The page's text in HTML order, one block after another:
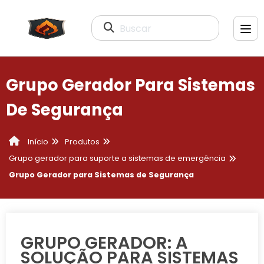
Buscar
Grupo Gerador Para Sistemas
De Segurança
Início
Produtos
Grupo gerador para suporte a sistemas de emergência
Grupo Gerador para Sistemas de Segurança
GRUPO GERADOR: A
SOLUÇÃO PARA SISTEMAS